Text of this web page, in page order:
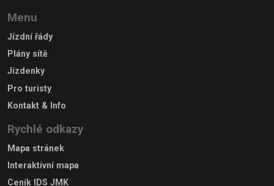
Menu
Jízdní řády
Plány sítě
Jízdenky
Pro turisty
Kontakt & Info
Rychlé odkazy
Mapa stránek
Interaktivní mapa
Ceník IDS JMK